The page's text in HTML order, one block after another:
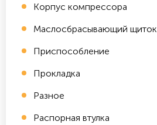
Корпус компрессора
Маслосбрасывающий щиток
Приспособление
Прокладка
Разное
Распорная втулка